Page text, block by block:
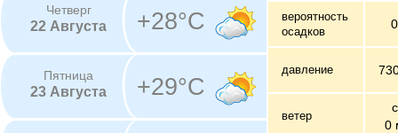
Четверг
22 Августа +28°C
Пятница
23 Августа +29°C
вероятность
осадков
давление
ветер
0